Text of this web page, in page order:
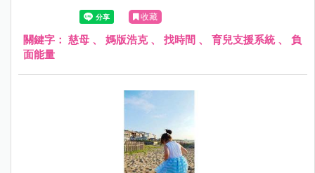
也當了媽媽才知道，真正該憐憫的其實是媽媽呀！好，趕快
來為大家獻上這幾年親身體驗後的四個中肯建議...
收藏
關鍵字： 慈母 、 媽版浩克、 找時間 、 育兒支援系統、 負
面能量